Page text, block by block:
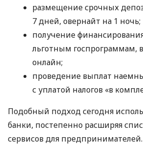
размещение срочных
7 дней, овернайт на 1 ночь;
получение
льготным госпрограммам,
онлайн;
проведение выплат
с уплатой налогов «в
Подобный подход сегодня
банки, постепенно расширяя
сервисов для предпринимателей.